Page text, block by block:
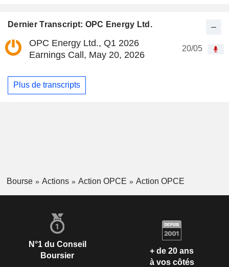
Dernier Transcript: OPC Energy Ltd.
OPC Energy Ltd., Q1 2026
Earnings Call, May 20, 2026
20/05
Plus de transcripts
Bourse Actions Action OPCE Action OPCE
N°1 du Conseil
Boursier
+ de 20 ans
à vos côtés